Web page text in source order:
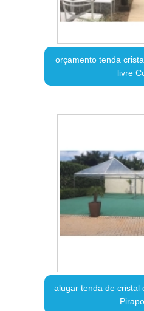
orçamento tenda
livre
alugar tenda de cristal